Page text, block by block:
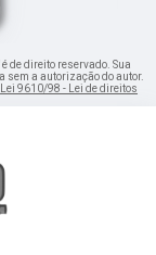
é de direito reservado. Sua
sem a autorização do autor.
Lei 9610/98 - Lei de direitos